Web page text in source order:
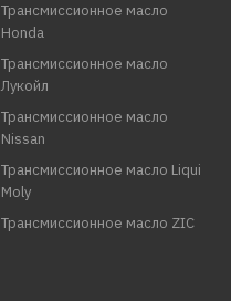
Трансмиссионное масло
Honda
Трансмиссионное масло
Лукойл
Трансмиссионное масло
Nissan
Трансмиссионное масло Liqui
Moly
Трансмиссионное масло ZIC